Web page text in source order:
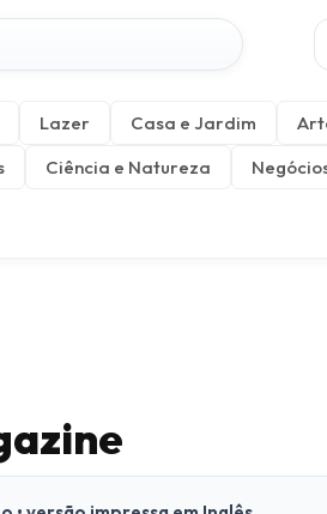
Lazer Casa e Jardim
Ciência e Natureza